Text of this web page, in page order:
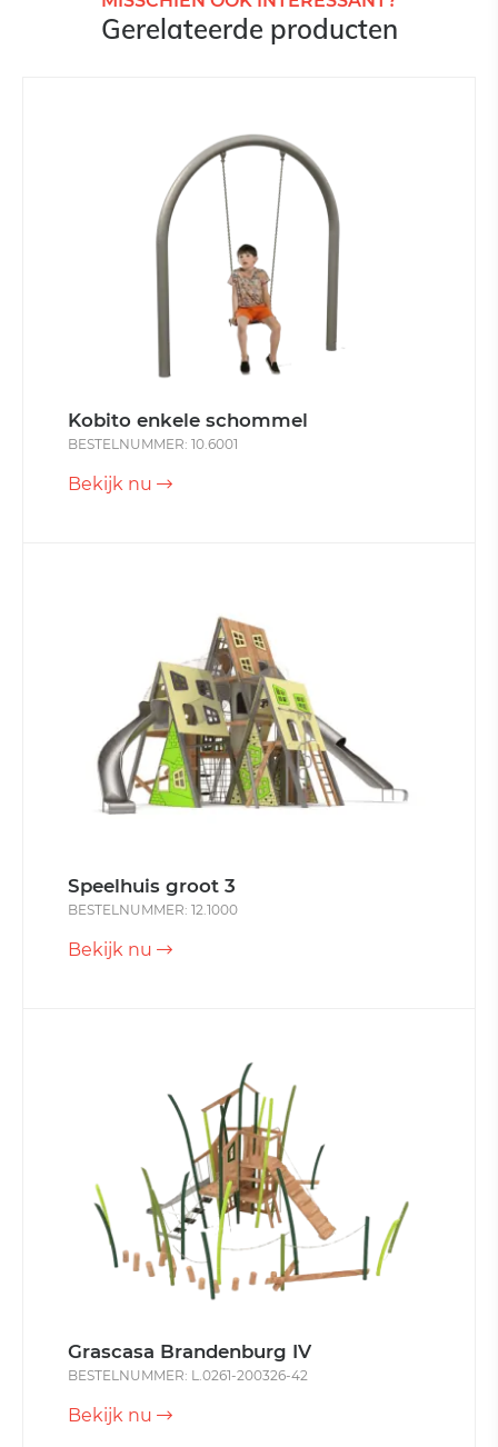
Gerelateerde producten
Kobito enkele schommel
BESTELNUMMER: 10.6001
Bekijk nu
Speelhuis groot 3
BESTELNUMMER: 12.1000
Bekijk nu
Grascasa Brandenburg IV
BESTELNUMMER: L.0261-200326-42
Bekijk nu